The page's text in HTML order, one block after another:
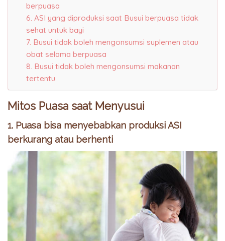
berpuasa
6. ASI yang diproduksi saat Busui berpuasa tidak
sehat untuk bayi
7. Busui tidak boleh mengonsumsi suplemen atau
obat selama berpuasa
8. Busui tidak boleh mengonsumsi makanan
tertentu
Mitos Puasa saat Menyusui
1. Puasa bisa menyebabkan produksi ASI
berkurang atau berhenti